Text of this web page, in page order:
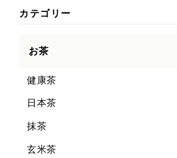
カテゴリー
お茶
健康茶
日本茶
抹茶
玄米茶